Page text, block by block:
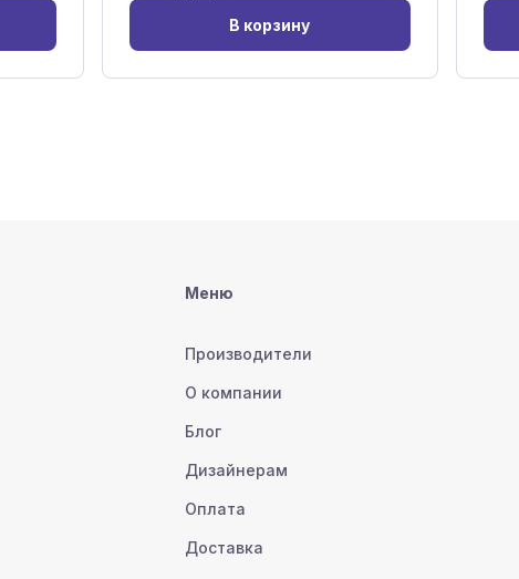
В корзину
Меню
Производители
О компании
Блог
Дизайнерам
Оплата
Доставка